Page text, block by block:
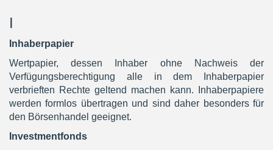
I
Inhaberpapier
Wertpapier, dessen Inhaber ohne Nachweis der
Verfügungsberechtigung alle in dem Inhaberpapier
verbrieften Rechte geltend machen kann. Inhaberpapiere
werden formlos übertragen und sind daher besonders für
den Börsenhandel geeignet.
Investmentfonds